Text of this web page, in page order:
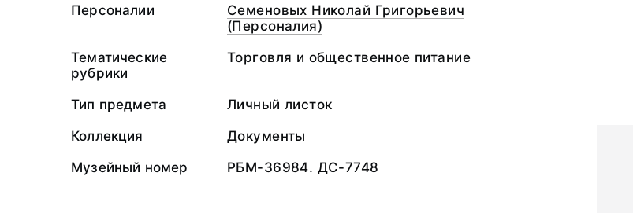
Персоналии
Семеновых Николай Григорьевич
(Персоналия)
Тематические
рубрики
Торговля и общественное питание
Тип предмета
Личный листок
Коллекция
Документы
Музейный номер
РБМ-36984. ДС-7748